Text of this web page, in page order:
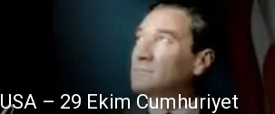
– 29 Ekim Cumhuriyet